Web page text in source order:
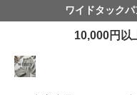
ワイドタックパ
10,000円以